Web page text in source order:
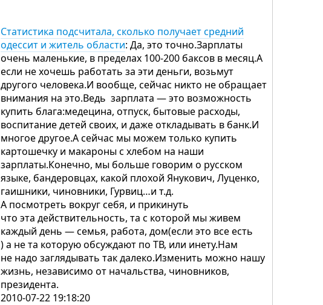
Статистика подсчитала, сколько получает средний
одессит и житель области: Да, это точно.Зарплаты
очень маленькие, в пределах 100-200 баксов в месяц.А
если не хочешь работать за эти деньги, возьмут
другого человека.И вообще, сейчас никто не обращает
внимания на это.Ведь зарплата — это возможность
купить блага:медецина, отпуск, бытовые расходы,
воспитание детей своих, и даже откладывать в банк.И
многое другое.А сейчас мы можем только купить
картошечку и макароны с хлебом на наши
зарплаты.Конечно, мы больше говорим о русском
языке, бандеровцах, какой плохой Янукович, Луценко,
гаишники, чиновники, Гурвиц…и т.д.
А посмотреть вокруг себя, и прикинуть
что эта действительность, та с которой мы живем
каждый день — семья, работа, дом(если это все есть
) а не та которую обсуждают по ТВ, или инету.Нам
не надо заглядывать так далеко.Изменить можно нашу
жизнь, независимо от начальства, чиновников,
президента.
2010-07-22 19:18:20